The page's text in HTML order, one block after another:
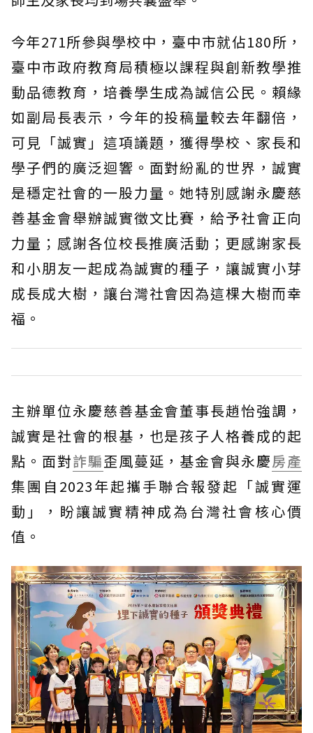
今年271所參與學校中，臺中市就佔180所，
臺中市政府教育局積極以課程與創新教學推
動品德教育，培養學生成為誠信公民。賴緣
如副局長表示，今年的投稿量較去年翻倍，
可見「誠實」這項議題，獲得學校、家長和
學子們的廣泛迴響。面對紛亂的世界，誠實
是穩定社會的一股力量。她特別感謝永慶慈
善基金會舉辦誠實徵文比賽，給予社會正向
力量；感謝各位校長推廣活動；更感謝家長
和小朋友一起成為誠實的種子，讓誠實小芽
成長成大樹，讓台灣社會因為這棵大樹而幸
福。
主辦單位永慶慈善基金會董事長趙怡強調，
誠實是社會的根基，也是孩子人格養成的起
點。面對詐騙歪風蔓延，基金會與永慶房產
集團自2023年起攜手聯合報發起「誠實運
動」，盼讓誠實精神成為台灣社會核心價
值。